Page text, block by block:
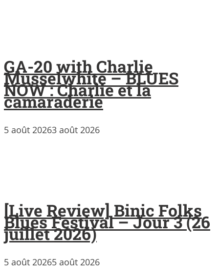
GA-20 with Charlie
Musselwhite – BLUES
NOW : Charlie et la
camaraderie
5 août 20263 août 2026
[Live Review] Binic Folks
Blues Festival – Jour 3 (26
juillet 2026)
5 août 20265 août 2026